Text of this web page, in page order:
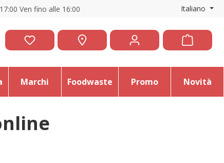
Ven fino alle 16:00 Italiano
Marchi Foodwaste Promo Novità